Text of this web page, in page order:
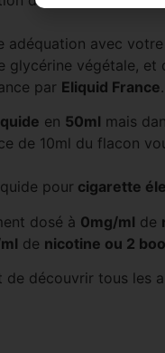
adéquation avec votre
végétale, et
par Eliquid France.
en 50ml mais
de 10ml du flacon
pour cigarette
dosé à 0mg/ml de
de nicotine ou 2
de découvrir tous les